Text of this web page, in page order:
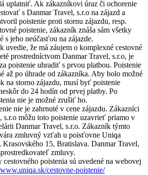
uplatniť. Ak zákazníkovi úraz či ochorenie
s Danmar Travel, s.r.o na zájazd a
poistenie proti stornu zájazdu, resp.
poistenie, zákazník znáša sám všetky
s jeho neúčasťou na zájazde.
uvedie, že má záujem o komplexné cestovné
prostredníctvom Danmar Travel, s.r.o, je
poistenie uhradiť s prvou platbou. Poistenie
až po úhrade od zákazníka. Aby bolo možné
na storno zájazdu, musí byť poistenie
do 24 hodín od prvej platby. Po
nie je možné zrušiť ho.
nie je zahrnuté v cene zájazdu. Zákazníci
s.r.o môžu toto poistenie uzavrieť priamo v
Danmar Travel, s.r.o. Zákazník týmto
zmluvný vzťah u poisťovne Uniqa
Krasovského 15, Bratislava. Danmar Travel,
zmluvy.
poistenia sú uvedené na webovej
cestovne-poistenie/